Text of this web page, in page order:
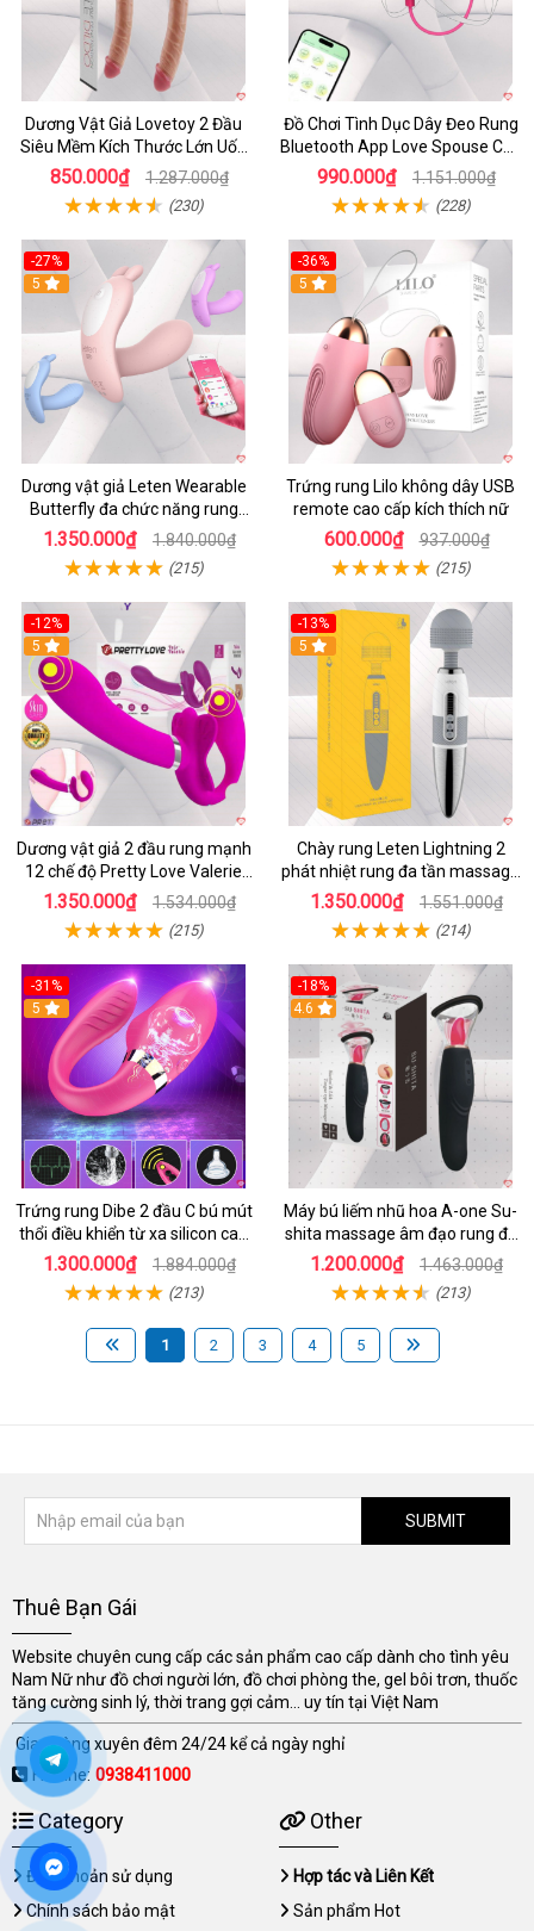
Dương Vật Giả Lovetoy 2 Đầu
Siêu Mềm Kích Thước Lớn Uốn
Cong
850.000₫ 1.287.000₫
(230)
Đồ Chơi Tình Dục Dây Đeo Rung
Bluetooth App Love Spouse Cho
Les
990.000₫ 1.151.000₫
(228)
-27%
5
Dương vật giả Leten Wearable
Butterfly đa chức năng rung
mạnh điều khiển app bluetooth
1.350.000₫ 1.840.000₫
(215)
-36%
5
Trứng rung Lilo không dây USB
remote cao cấp kích thích nữ
600.000₫ 937.000₫
(215)
-12%
5
Dương vật giả 2 đầu rung mạnh
12 chế độ Pretty Love Valerie
mua ngay
1.350.000₫ 1.534.000₫
(215)
-13%
5
Chày rung Leten Lightning 2
phát nhiệt rung đa tần massage
toàn thân kích thích
1.350.000₫ 1.551.000₫
(214)
-31%
5
Trứng rung Dibe 2 đầu C bú mút
thổi điều khiển từ xa silicon cao
cấp kích thích điểm G
1.300.000₫ 1.884.000₫
(213)
-18%
4.6
Máy bú liếm nhũ hoa A-one Su-
shita massage âm đạo rung đa
chế độ
1.200.000₫ 1.463.000₫
(213)
1 2 3 4 5
SUBMIT
Thuê Bạn Gái
Website chuyên cung cấp các sản phẩm cao cấp dành cho tình yêu
Nam Nữ như đồ chơi người lớn, đồ chơi phòng the, gel bôi trơn, thuốc
tăng cường sinh lý, thời trang gợi cảm... uy tín tại Việt Nam
Giao hàng xuyên đêm 24/24 kể cả ngày nghỉ
Hotline: 0938411000
Category
Điều khoản sử dụng
Chính sách bảo mật
Other
Hợp tác và Liên Kết
Sản phẩm Hot